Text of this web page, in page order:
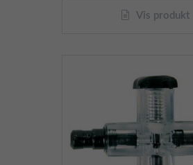
Vis produkt